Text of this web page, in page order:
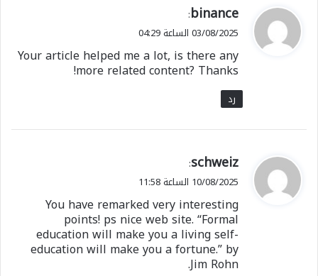
ي
ق
ل
binance
:
03/08/2025 الساعة 04:29
Your article helped me a lot, is there any
more related content? Thanks!
رد
ي
ق
ل
schweiz
:
10/08/2025 الساعة 11:58
You have remarked very interesting
points! ps nice web site. “Formal
education will make you a living self-
education will make you a fortune.” by
Jim Rohn.